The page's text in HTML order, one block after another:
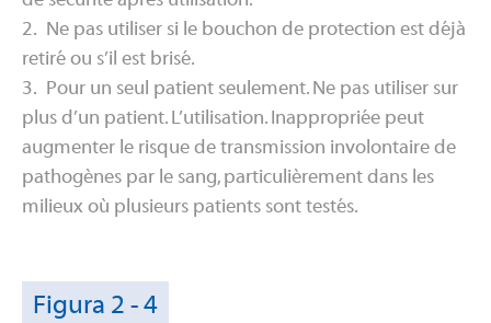
Figura 2 - 4
2. Ne pas utiliser si le bouchon de protection est déjà
retiré ou s’il est brisé.
3. Pour un seul patient seulement. Ne pas utiliser sur
plus d’un patient. L’utilisation. Inappropriée peut
augmenter le risque de transmission involontaire de
pathogènes par le sang, particulièrement dans les
milieux où plusieurs patients sont testés.